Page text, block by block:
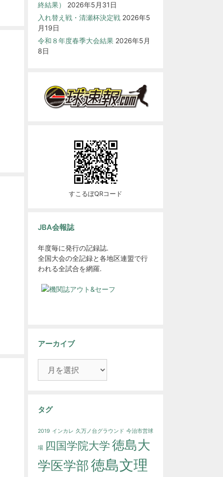
終結果）
2026年5月31日
入れ替え戦・清瀬杯決定戦 2026年5
月19日
令和８年度春季大会結果 2026年5月
8日
すこるぼQRコード
JBA会報誌
年度毎に発行の記録誌.
全国大会の全記録と各地区連盟で行
われる全試合を網羅.
アーカイブ
ブ
タグ
2019 インカレ 久万ノ台グラウンド 今治市営球
場 四国学院大学徳島大
学医学部徳島文理